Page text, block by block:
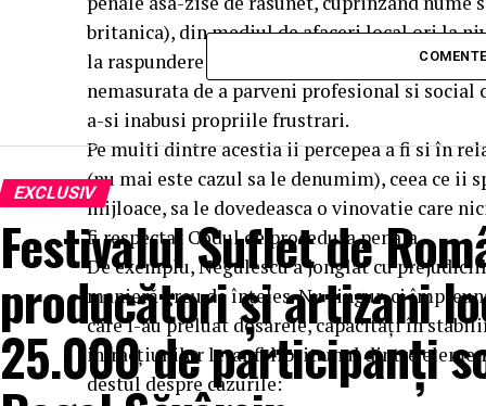
britanica), din mediul de afaceri local ori la
la raspundere in numele ideii de Justitie, ci
nemasurata de a parveni profesional si
a-si inabusi propriile frustrari.
Pe multi dintre acestia ii percepea a fi si în
(nu mai este cazul sa le denumim), ceea ce ii
mijloace, sa le dovedeasca o vinovatie care
fi respectat Codul de procedura penala.
De exemplu, Negulescu a jonglat cu
manieră greu de înțeles. Nu singur, ci
care i-au preluat dosarele, capacitați în
infracțiunilor le-ar fi lipsit unul dintre
destul despre cazurile:
EXCLUSIV
Festivalul Suflet de
producători și artizani
25.000 de participanți